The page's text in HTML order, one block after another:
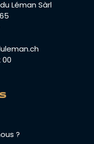
Léman Sàrl
00
?